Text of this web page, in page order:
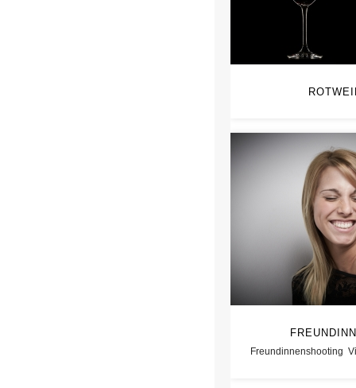
Freundinnenshooting